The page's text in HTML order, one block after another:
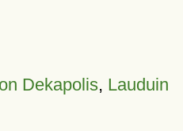
Dekapolis, Lauduin